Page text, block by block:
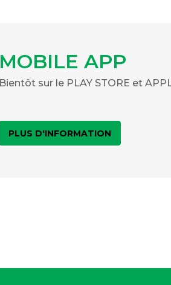
MOBILE APP
Bientôt sur le PLAY STORE et
PLUS D'INFORMATION